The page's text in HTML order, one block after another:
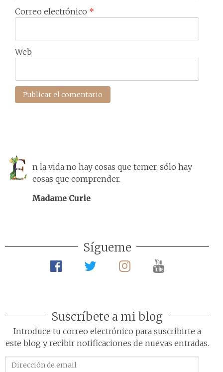
Correo electrónico *
Web
n la vida no hay cosas que temer, sólo hay
cosas que comprender.
Madame Curie
Sígueme
Suscríbete a mi blog
Introduce tu correo electrónico para suscribirte a
este blog y recibir notificaciones de nuevas entradas.